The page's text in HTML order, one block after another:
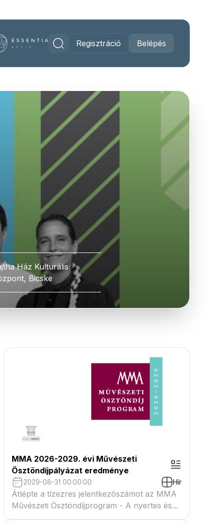
Regisztráció Belépés
Ház Kulturális
Bicske
MMA 2026-2029. évi Művészeti
Ösztöndíjpályázat eredménye
2029-08-31 00:00:00 Hír
Átlépte a tízezres jelentkezőszámot az MMA
Művészeti Ösztöndíjprogram - A nyertes és
tartaléklistás pályázók névsora megtekinthető